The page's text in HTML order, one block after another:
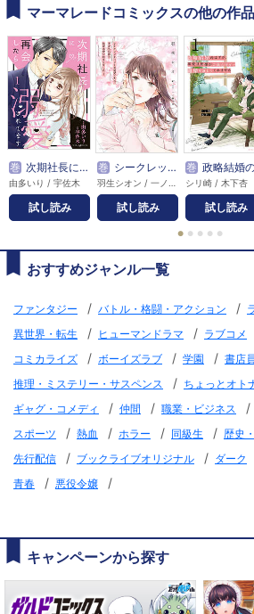
マーマレードコミックスの他の作品
巻 次期社長に再会したら溺愛されてます
由多いり / 宇佐木
試し読み
巻 シークレットベビーが発覚したら、天才外科医の執着求愛が始まりました
試し読み
巻 政略結婚のはずが、溺愛旦那様がご執心すぎて離婚を許してくれ
シリ崎 / 木下杏
試し読み
● ● ● ● ●
おすすめジャンル一覧
ファンタジー / バトル・格闘・アクション /
異世界・転生 / ヒューマンドラマ / ラブコメ
コミカライズ / ボーイズラブ / 学園 / 書店
推理・ミステリー・サスペンス / ちょっとオト
ギャグ・コメディ / 仲間 / 職業・ビジネス /
スポーツ / 熱血 / ホラー / 同級生 / 歴史
先行配信 / ブックライブオリジナル / ダーク
青春 / 悪役令嬢
/
キャンペーンから探す